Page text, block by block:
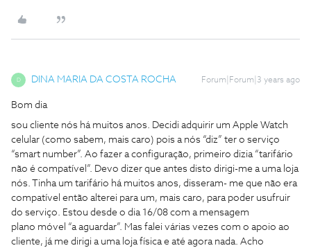
D DINA MARIA DA COSTA ROCHA Forum|Forum|3 years ago
Bom dia
sou cliente nós há muitos anos. Decidi adquirir um Apple Watch
celular (como sabem, mais caro) pois a nós “diz” ter o serviço
“smart number”. Ao fazer a configuração, primeiro dizia “tarifário
não é compatível”. Devo dizer que antes disto dirigi-me a uma loja
nós. Tinha um tarifário há muitos anos, disseram- me que não era
compatível então alterei para um, mais caro, para poder usufruir
do serviço. Estou desde o dia 16/08 com a mensagem
plano móvel “a aguardar”. Mas falei várias vezes com o apoio ao
cliente, já me dirigi a uma loja física e até agora nada. Acho